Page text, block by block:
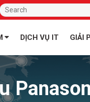
DỊCH VỤ IT GIẢI